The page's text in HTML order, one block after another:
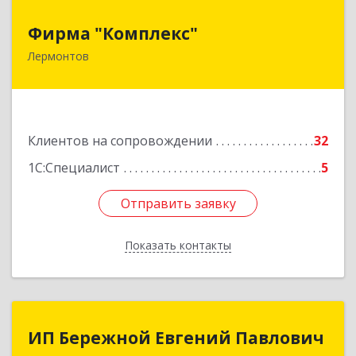
Фирма "Комплекс"
Лермонтов
Клиентов на сопровождении
32
1С:Специалист
5
Отправить заявку
Показать контакты
357348, Ставропольский край, Лермонтов г,
Отправить заявку
Назад
ИП Бережной Евгений Павлович
ИП Бережной Евгений Павлович